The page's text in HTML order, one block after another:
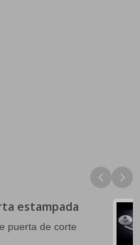
estampada
puerta de corte